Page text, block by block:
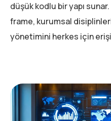
düşük kodlu bir yapı
frame, kurumsal
yönetimini herkes için